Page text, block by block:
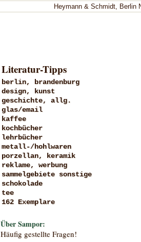
Heymann & Schmidt, Berlin
Literatur-Tipps
berlin, brandenburg
design, kunst
geschichte, allg.
glas/email
kaffee
kochbücher
lehrbücher
metall-/hohlwaren
porzellan, keramik
reklame, werbung
sammelgebiete sonstige
schokolade
tee
162 Exemplare
Über Sampor:
Häufig gestellte Fragen!